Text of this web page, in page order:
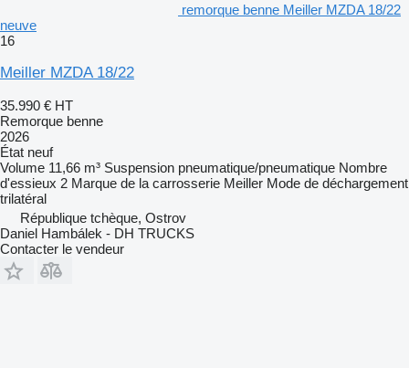
remorque benne Meiller MZDA 18/22
neuve
16
Meiller MZDA 18/22
35.990 € HT
Remorque benne
2026
État neuf
Volume 11,66 m³ Suspension pneumatique/pneumatique Nombre
d'essieux 2 Marque de la carrosserie Meiller Mode de déchargement
trilatéral
République tchèque, Ostrov
Daniel Hambálek - DH TRUCKS
Contacter le vendeur